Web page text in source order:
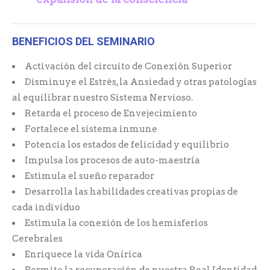
BENEFICIOS DEL SEMINARIO
Activación del circuito de Conexión Superior
Disminuye el Estrés, la Ansiedad y otras patologías
al equilibrar nuestro Sistema Nervioso.
Retarda el proceso de Envejecimiento
Fortalece el sistema inmune
Potencia los estados de felicidad y equilibrio
Impulsa los procesos de auto-maestría
Estimula el sueño reparador
Desarrolla las habilidades creativas propias de
cada individuo
Estimula la conexión de los hemisferios
Cerebrales
Enriquece la vida Onírica